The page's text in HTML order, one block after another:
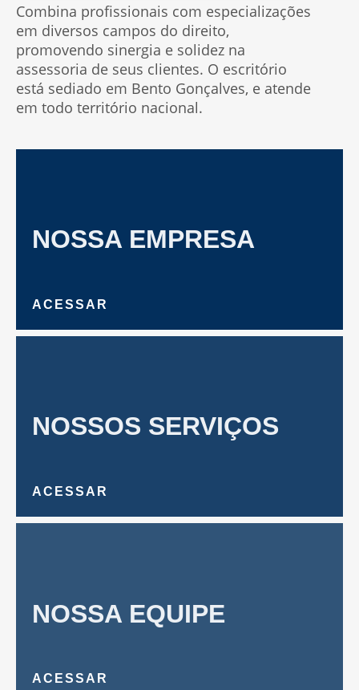
Combina profissionais com especializações
em diversos campos do direito,
promovendo sinergia e solidez na
assessoria de seus clientes. O escritório
está sediado em Bento Gonçalves, e atende
em todo território nacional.
NOSSA EMPRESA
ACESSAR
NOSSOS SERVIÇOS
ACESSAR
NOSSA EQUIPE
ACESSAR